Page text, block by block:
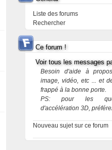
Liste des forums
Rechercher
Ce forum !
Voir tous les messages
Besoin d'aide à
image, vidéo, etc ... et
frappé à la bonne porte.
PS: pour les
d'accélération 3D,
Nouveau sujet sur ce forum